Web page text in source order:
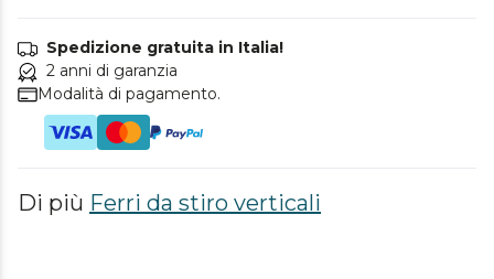
Spedizione gratuita in Italia!
2 anni di garanzia
Modalità di pagamento.
Di più Ferri da stiro verticali